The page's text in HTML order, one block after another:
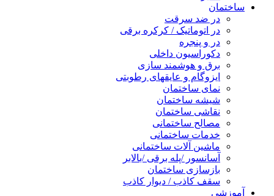
ساختمان
در ضد سرقت
در اتوماتیک / کرکره برقی
در و پنجره
دکوراسیون داخلی
برق و هوشمند سازی
ایزوگام و عایقهای رطوبتی
نمای ساختمان
شیشه ساختمان
نقاشی ساختمان
مصالح ساختمانی
خدمات ساختمانی
ماشین آلات ساختمانی
آسانسور /پله برقی /بالابر
بازسازی ساختمان
سقف کاذب / دیوار کاذب
آموزشی